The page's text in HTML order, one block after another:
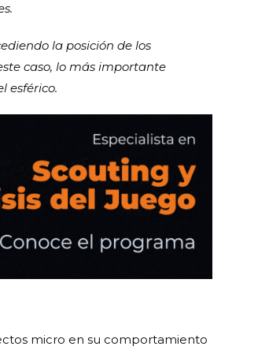
la posición de los
caso, lo más importante
esférico.
micro en su comportamiento